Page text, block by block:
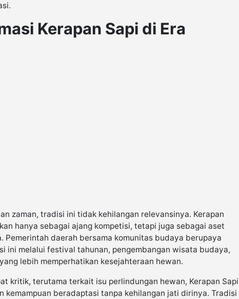
Kerapan Sapi di Era
zaman, tradisi ini tidak kehilangan relevansinya. Kerapan
hanya sebagai ajang kompetisi, tetapi juga sebagai aset
Pemerintah daerah bersama komunitas budaya berupaya
ini melalui festival tahunan, pengembangan wisata budaya,
lebih memperhatikan kesejahteraan hewan.
kritik, terutama terkait isu perlindungan hewan, Kerapan Sapi
kemampuan beradaptasi tanpa kehilangan jati dirinya. Tradisi